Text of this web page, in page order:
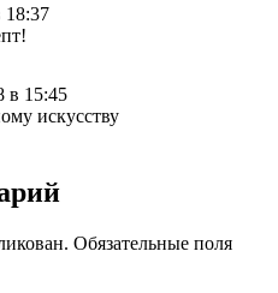
18:37
в 15:45
искусству
Обязательные поля